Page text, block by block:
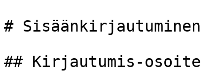
# Sisäänkirjautuminen
## Kirjautumis-osoite